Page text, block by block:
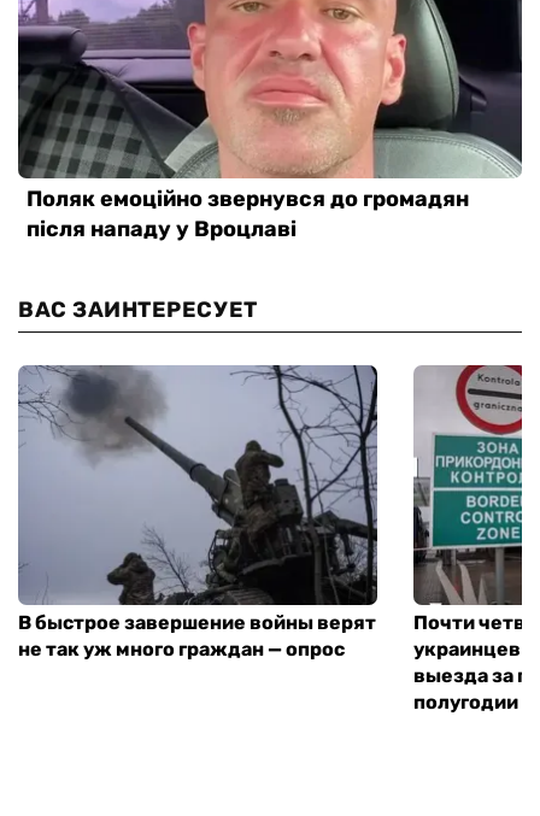
ВАС ЗАИНТЕРЕСУЕТ
В быстрое завершение войны верят
не так уж много граждан — опрос
Почти
украинцев
выезда за
полугодии